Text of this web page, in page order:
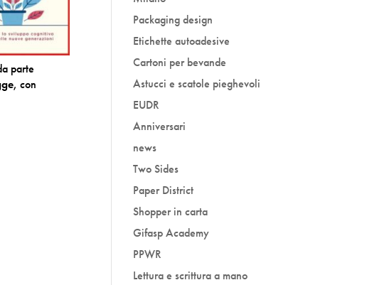
parte
, con
Packaging design
Etichette autoadesive
Cartoni per bevande
Astucci e scatole pieghevoli
EUDR
Anniversari
news
Two Sides
Paper District
Shopper in carta
Gifasp Academy
PPWR
Lettura e scrittura a mano